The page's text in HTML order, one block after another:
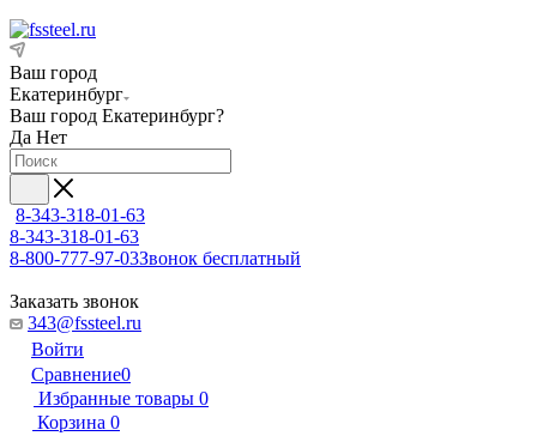
Ваш город
Екатеринбург
Ваш город Екатеринбург?
Да Нет
8-343-318-01-63
8-343-318-01-63
8-800-777-97-03Звонок бесплатный
Заказать звонок
343@fssteel.ru
Войти
Сравнение0
Избранные товары 0
Корзина 0